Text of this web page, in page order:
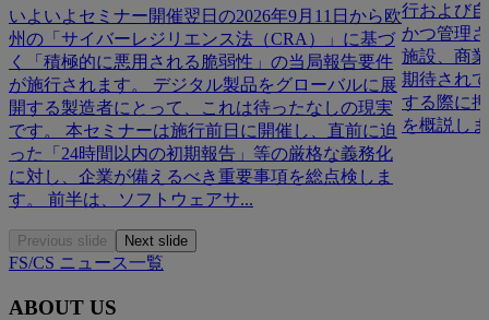
いよいよセミナー開催翌日の2026年9月11日から欧
州の「サイバーレジリエンス法（CRA）」に基づ
く「積極的に悪用される脆弱性」の当局報告要件
が施行されます。 デジタル製品をグローバルに展
開する製造者にとって、これは待ったなしの現実
です。 本セミナーは施行前日に開催し、直前に迫
った「24時間以内の初期報告」等の厳格な義務化
に対し、企業が備えるべき重要事項を総点検しま
す。 前半は、ソフトウェアサ...
行および
かつ管理
施設、商
期待され
する際に
を概説し
Previous slide Next slide
FS/CS ニュース一覧
ABOUT US